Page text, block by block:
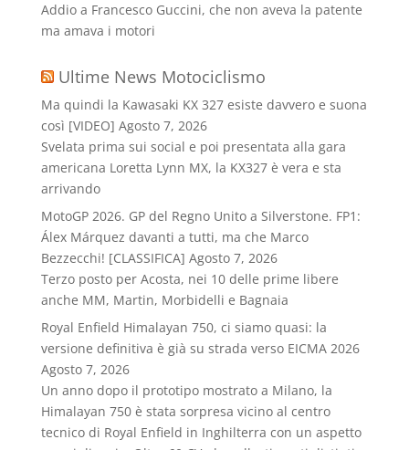
Addio a Francesco Guccini, che non aveva la patente
ma amava i motori
Ultime News Motociclismo
Ma quindi la Kawasaki KX 327 esiste davvero e suona
così [VIDEO] Agosto 7, 2026
Svelata prima sui social e poi presentata alla gara
americana Loretta Lynn MX, la KX327 è vera e sta
arrivando
MotoGP 2026. GP del Regno Unito a Silverstone. FP1:
Álex Márquez davanti a tutti, ma che Marco
Bezzecchi! [CLASSIFICA] Agosto 7, 2026
Terzo posto per Acosta, nei 10 delle prime libere
anche MM, Martin, Morbidelli e Bagnaia
Royal Enfield Himalayan 750, ci siamo quasi: la
versione definitiva è già su strada verso EICMA 2026
Agosto 7, 2026
Un anno dopo il prototipo mostrato a Milano, la
Himalayan 750 è stata sorpresa vicino al centro
tecnico di Royal Enfield in Inghilterra con un aspetto